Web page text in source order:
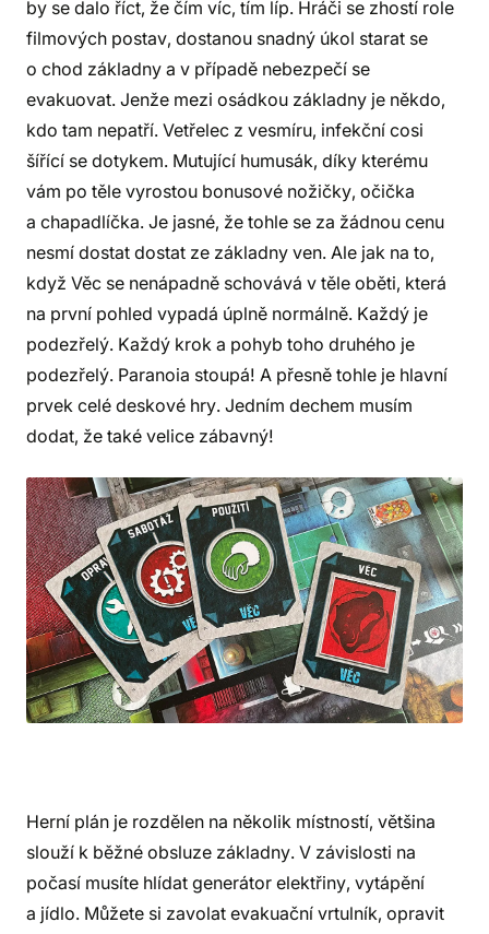
by se dalo říct, že čím víc, tím líp. Hráči se zhostí role
filmových postav, dostanou snadný úkol starat se
o chod základny a v případě nebezpečí se
evakuovat. Jenže mezi osádkou základny je někdo,
kdo tam nepatří. Vetřelec z vesmíru, infekční cosi
šířící se dotykem. Mutující humusák, díky kterému
vám po těle vyrostou bonusové nožičky, očička
a chapadlíčka. Je jasné, že tohle se za žádnou cenu
nesmí dostat dostat ze základny ven. Ale jak na to,
když Věc se nenápadně schovává v těle oběti, která
na první pohled vypadá úplně normálně. Každý je
podezřelý. Každý krok a pohyb toho druhého je
podezřelý. Paranoia stoupá! A přesně tohle je hlavní
prvek celé deskové hry. Jedním dechem musím
dodat, že také velice zábavný!
Herní plán je rozdělen na několik místností, většina
slouží k běžné obsluze základny. V závislosti na
počasí musíte hlídat generátor elektřiny, vytápění
a jídlo. Můžete si zavolat evakuační vrtulník, opravit